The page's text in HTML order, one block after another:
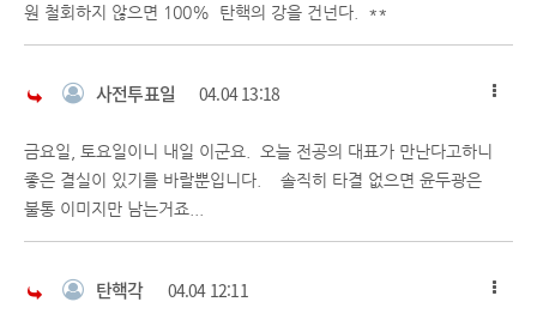
원 철회하지 않으면 100% 탄핵의 강을 건넌다. **
사전투표일 04.04 13:18
금요일, 토요일이니 내일 이군요. 오늘 전공의 대표가 만난다고하니
좋은 결실이 있기를 바랄뿐입니다. 솔직히 타결 없으면 윤두광은
불통 이미지만 남는거죠...
탄핵각 04.04 12:11